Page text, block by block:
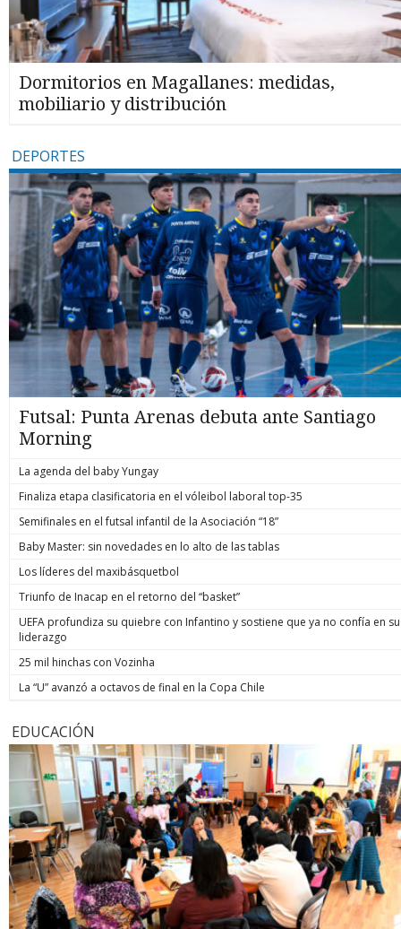
Dormitorios en Magallanes: medidas,
mobiliario y distribución
DEPORTES
Futsal: Punta Arenas debuta ante Santiago
Morning
La agenda del baby Yungay
Finaliza etapa clasificatoria en el vóleibol laboral top-35
Semifinales en el futsal infantil de la Asociación “18”
Baby Master: sin novedades en lo alto de las tablas
Los líderes del maxibásquetbol
Triunfo de Inacap en el retorno del “basket”
UEFA profundiza su quiebre con Infantino y sostiene que ya no confía en su
liderazgo
25 mil hinchas con Vozinha
La “U” avanzó a octavos de final en la Copa Chile
EDUCACIÓN